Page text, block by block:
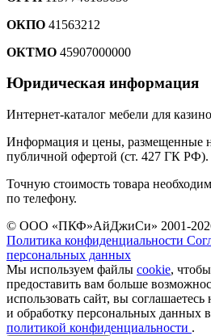
ОКПО 41563212
ОКТМО 45907000000
Юридическая информация
Интернет-каталог мебели для
Информация и цены, размещенные
публичной офертой (ст. 427 ГК РФ).
Точную стоимость товара
по телефону.
© ООО «ПКФ»АйДжиСи» 2001-2026
Политика конфиденциальности
персональных данных
Мы используем файлы cookie,
предоставить вам больше
использовать сайт, вы
и обработку персональных данных
политикой конфиденциальности .